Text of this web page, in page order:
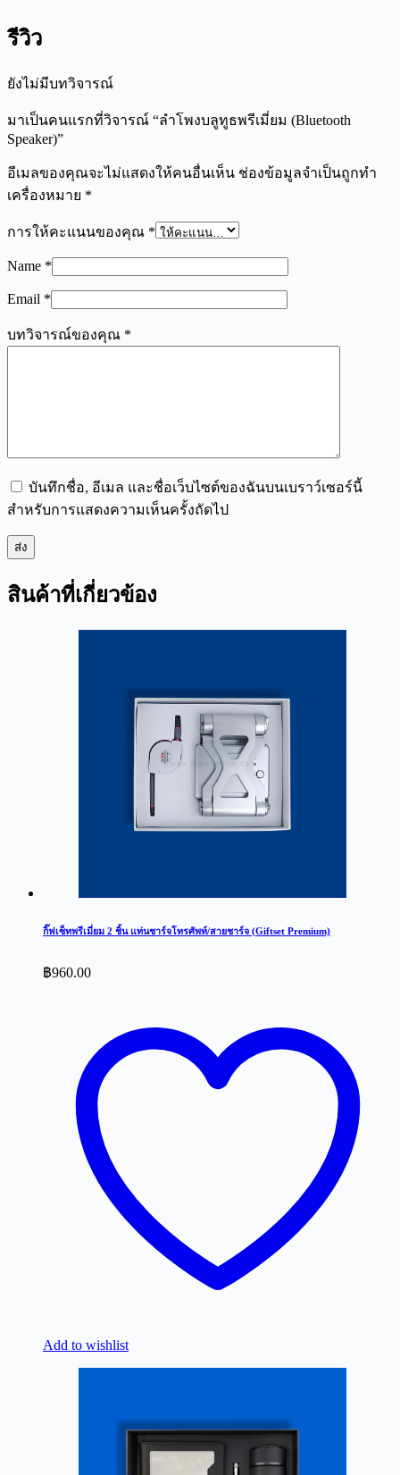
รีวิว
ยังไม่มีบทวิจารณ์
มาเป็นคนแรกที่วิจารณ์ “ลำโพงบลูทูธพรีเมี่ยม (Bluetooth
Speaker)”
อีเมลของคุณจะไม่แสดงให้คนอื่นเห็น ช่องข้อมูลจำเป็นถูกทำ
เครื่องหมาย *
การให้คะแนนของคุณ *
Name *
Email *
บทวิจารณ์ของคุณ *
บันทึกชื่อ, อีเมล และชื่อเว็บไซต์ของฉันบนเบราว์เซอร์นี้
สำหรับการแสดงความเห็นครั้งถัดไป
ส่ง
สินค้าที่เกี่ยวข้อง
กิ๊ฟเซ็ทพรีเมี่ยม 2 ชิ้น แท่นชาร์จโทรศัพท์/สายชาร์จ (Giftset Premium)
฿960.00
Add to wishlist